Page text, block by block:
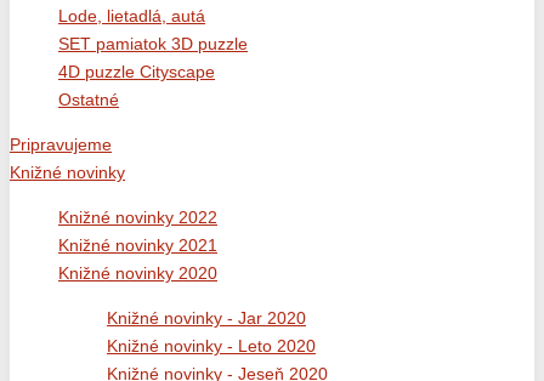
Lode, lietadlá, autá
SET pamiatok 3D puzzle
4D puzzle Cityscape
Ostatné
Pripravujeme
Knižné novinky
Knižné novinky 2022
Knižné novinky 2021
Knižné novinky 2020
Knižné novinky - Jar 2020
Knižné novinky - Leto 2020
Knižné novinky - Jeseň 2020